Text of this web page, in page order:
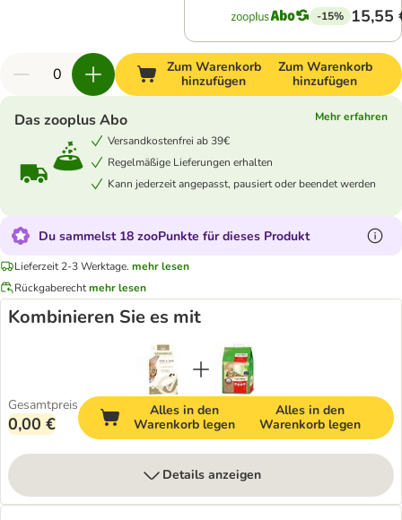
-15% 15,55
Zum Warenkorb
hinzufügen
Zum Warenkorb
hinzufügen
Das zooplus Abo
Mehr erfahren
Versandkostenfrei ab 39€
Regelmäßige Lieferungen erhalten
Kann jederzeit angepasst, pausiert oder beendet werden
Du sammelst 18 zooPunkte für dieses Produkt
Lieferzeit 2-3 Werktage. mehr lesen
Rückgaberechtmehr lesen
Kombinieren Sie es mit
Gesamtpreis
0,00 €
Alles in den
Warenkorb legen
Alles in den
Warenkorb legen
Details anzeigen